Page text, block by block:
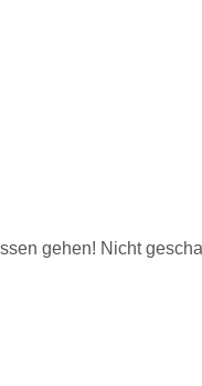
gehen! Nicht